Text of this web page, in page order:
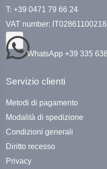
T: +39 0471 79 66 24
VAT number: IT02861100218
WhatsApp +39 335
Servizio clienti
Metodi di pagamento
Modalità di spedizione
Condizioni generali
Diritto recesso
Privacy